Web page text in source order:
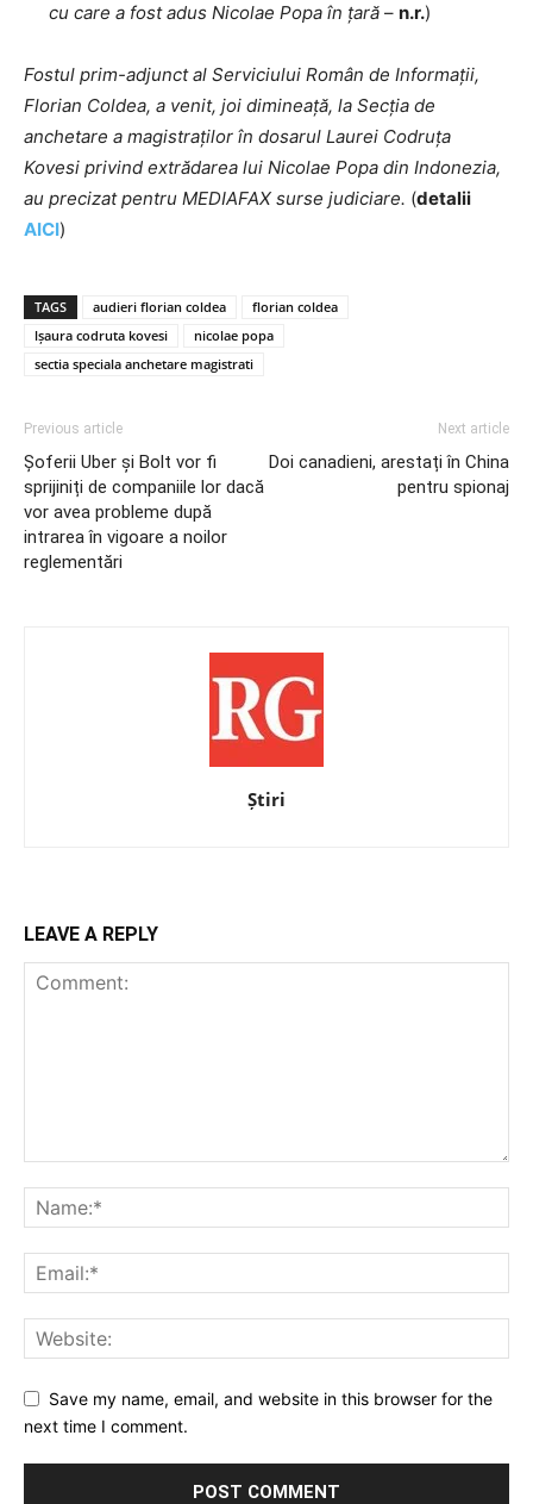
cu care a fost adus Nicolae Popa în țară – n.r.)
Fostul prim-adjunct al Serviciului Român de Informații,
Florian Coldea, a venit, joi dimineață, la Secția de
anchetare a magistraților în dosarul Laurei Codruța
Kovesi privind extrădarea lui Nicolae Popa din Indonezia,
au precizat pentru MEDIAFAX surse judiciare. (detalii
AICI)
TAGS audieri florian coldea
florian coldea
lșaura codruta kovesi
nicolae popa
sectia speciala anchetare magistrati
Previous article
Șoferii Uber și Bolt vor fi
sprijiniți de companiile lor dacă
vor avea probleme după
intrarea în vigoare a noilor
reglementări
Next article
Doi canadieni, arestați în China
pentru spionaj
Știri
LEAVE A REPLY
Save my name, email, and website in this browser for the
next time I comment.